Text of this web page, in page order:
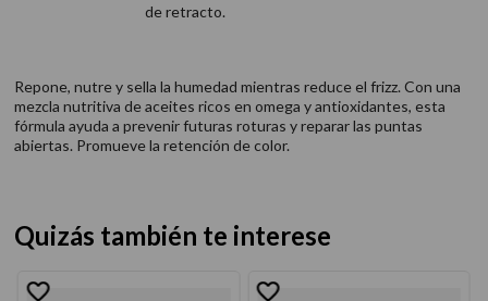
de retracto.
Repone, nutre y sella la humedad mientras reduce el frizz. Con una
mezcla nutritiva de aceites ricos en omega y antioxidantes, esta
fórmula ayuda a prevenir futuras roturas y reparar las puntas
abiertas. Promueve la retención de color.
Quizás también te interese